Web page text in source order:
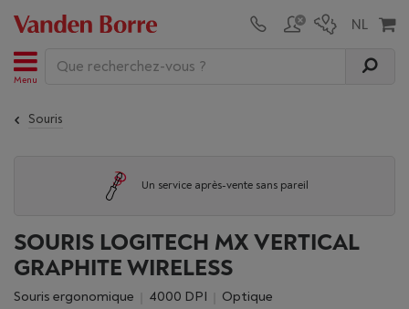
Menu
Souris
Un service après-vente sans pareil
SOURIS LOGITECH MX VERTICAL
GRAPHITE WIRELESS
Souris ergonomique 4000 DPI
optique